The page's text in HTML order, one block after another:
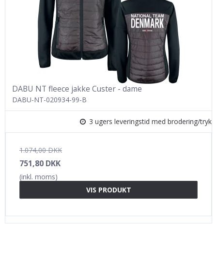
DABU NT fleece jakke Custer - dame
DABU-NT-020934-99-B
3 ugers leveringstid med brodering/tryk
1.074,00 DKK
751,80 DKK
(inkl. moms)
VIS PRODUKT